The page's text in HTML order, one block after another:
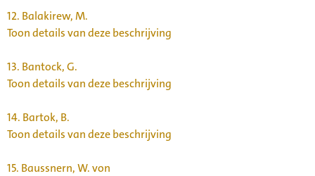
12. Balakirew, M.
Toon details van deze beschrijving
13. Bantock, G.
Toon details van deze beschrijving
14. Bartok, B.
Toon details van deze beschrijving
15. Baussnern, W. von